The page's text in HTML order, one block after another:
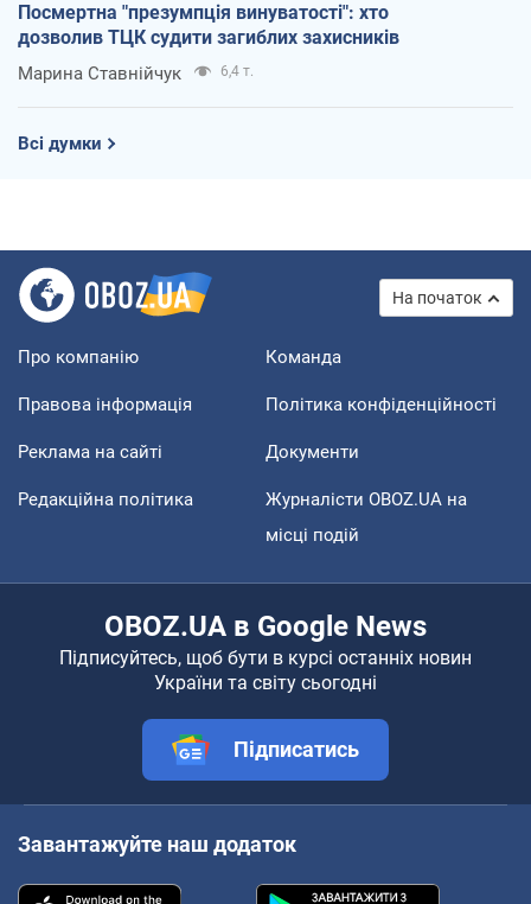
Посмертна "презумпція винуватості": хто
дозволив ТЦК судити загиблих захисників
Марина Ставнійчук 6,4 т.
Всі думки
На початок
Про компанію Команда
Правова інформація Політика конфіденційності
Реклама на сайті Документи
Редакційна політика
Журналісти OBOZ.UA на
місці подій
OBOZ.UA в Google News
Підписуйтесь, щоб бути в курсі останніх новин
України та світу сьогодні
Підписатись
Завантажуйте наш додаток